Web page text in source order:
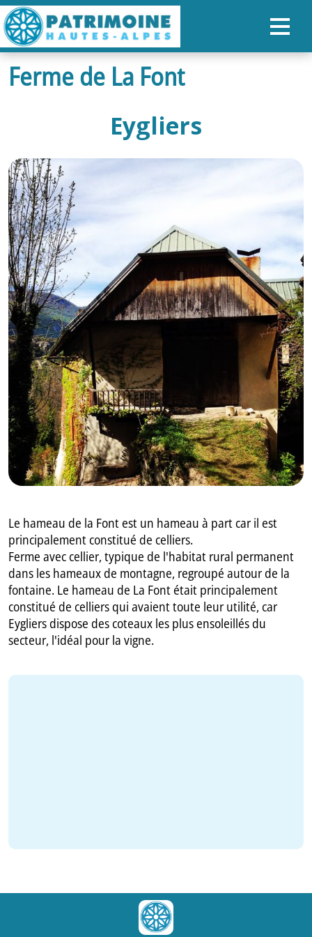
ACCUEIL
PATRIMOINE
RANDONNÉES
ORGANISER SON SÉJOUR
RECHERCHER
FR
GB
IT
Ferme de La Font
Eygliers
Le hameau de la Font est un hameau à part car il est
principalement constitué de celliers.
Ferme avec cellier, typique de l'habitat rural permanent
dans les hameaux de montagne, regroupé autour de la
fontaine. Le hameau de La Font était principalement
constitué de celliers qui avaient toute leur utilité, car
Eygliers dispose des coteaux les plus ensoleillés du
secteur, l'idéal pour la vigne.